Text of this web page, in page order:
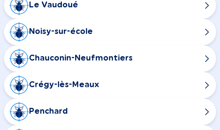
Le Vaudoué
Noisy-sur-école
Chauconin-Neufmontiers
Crégy-lès-Meaux
Penchard